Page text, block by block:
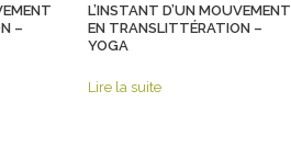
–
L’INSTANT D’UN MOUVEMENT
EN TRANSLITTÉRATION –
YOGA
Lire la suite